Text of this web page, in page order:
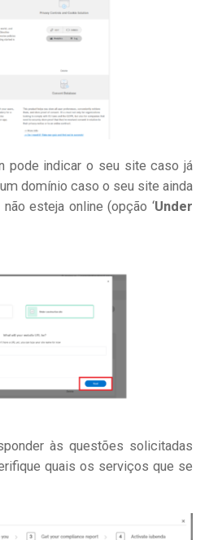
pode indicar o seu site caso já
domínio caso o seu site ainda
esteja online (opção ‘Under
às questões solicitadas
quais os serviços que se